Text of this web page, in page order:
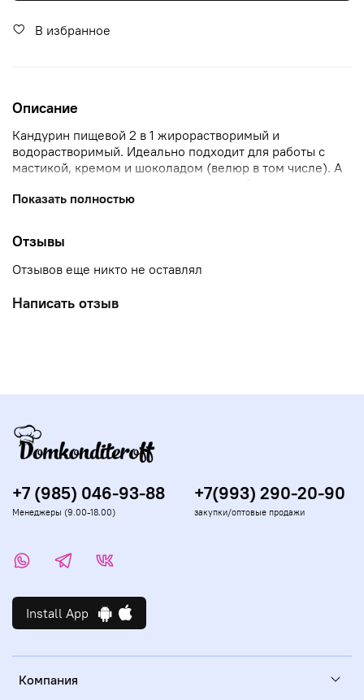
В избранное
Описание
Кандурин пищевой 2 в 1 жирорастворимый и
водорастворимый. Идеально подходит для работы с
мастикой, кремом и шоколадом (велюр в том числе). А
аэрографом. Серебряный кандурин плотный, при
плотную серебряную поверхность. Подходит как
краситель для раскрашивания шоколадных фигурок, для
надписей
Показать полностью
Отзывы
Отзывов еще никто не оставлял
Написать отзыв
Компания
Install App
+7 (985) 046-93-88
Менеджеры (9.00-18.00)
+7(993) 290-20-90
закупки/оптовые продажи